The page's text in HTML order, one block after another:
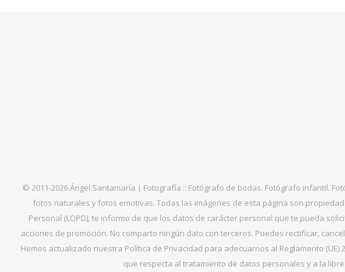
© 2011-2026 Ángel Santamaría | Fotografía :: Fotógrafo de bodas. Fotógrafo infantil.
fotos naturales y fotos emotivas. Todas las imágenes de esta página son
Personal (LOPD), te informo de que los datos de carácter personal que te pueda
acciones de promoción. No comparto ningún dato con terceros. Puedes rectificar,
Hemos actualizado nuestra Política de Privacidad para adecuarnos al Reglamento
que respecta al tratamiento de datos personales y a la libre